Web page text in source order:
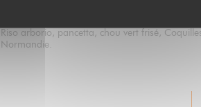
Riso arborio, pancetta, chou vert frisé,
Normandie.